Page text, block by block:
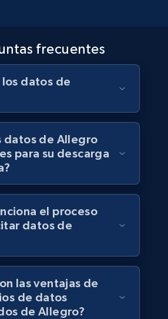
Hashtags, Num
629+ Buy Now
information
Date posted parsed, Job
text, Benefits, Qualifications,
761+ Buy Now
frecuentes
los datos de
datos de Allegro
para su descarga
el proceso
datos de
las ventajas de
de datos
de Allegro?